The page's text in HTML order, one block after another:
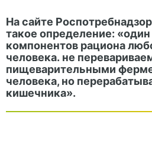
На сайте
такое определение:
компонентов рациона
человека. не
пищеварительными
человека, но
кишечника».